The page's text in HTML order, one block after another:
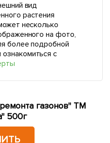
вид
растения
несколько
на фото,
более подробной
с
газонов" ТМ
500г